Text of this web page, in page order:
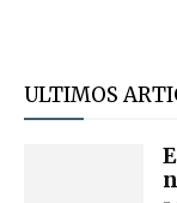
ULTIMOS